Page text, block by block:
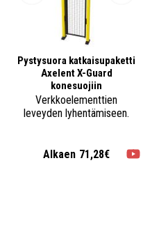
Pystysuora katkaisupaketti
Axelent X-Guard
konesuojiin
Verkkoelementtien
leveyden lyhentämiseen.
Alkaen 71,28€